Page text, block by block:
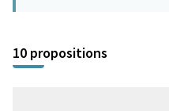
10 propositions